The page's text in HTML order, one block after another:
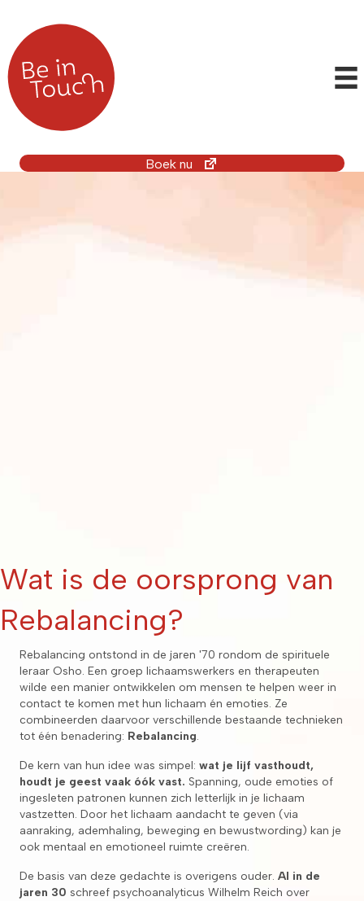
Boek nu
Wat is de oorsprong van
Rebalancing?
Rebalancing ontstond in de jaren '70 rondom de spirituele
leraar Osho. Een groep lichaamswerkers en therapeuten
wilde een manier ontwikkelen om mensen te helpen weer in
contact te komen met hun lichaam én emoties. Ze
combineerden daarvoor verschillende bestaande technieken
tot één benadering: Rebalancing.
De kern van hun idee was simpel: wat je lijf vasthoudt,
houdt je geest vaak óók vast. Spanning, oude emoties of
ingesleten patronen kunnen zich letterlijk in je lichaam
vastzetten. Door het lichaam aandacht te geven (via
aanraking, ademhaling, beweging en bewustwording) kan je
ook mentaal en emotioneel ruimte creëren.
De basis van deze gedachte is overigens ouder. Al in de
jaren 30 schreef psychoanalyticus Wilhelm Reich over